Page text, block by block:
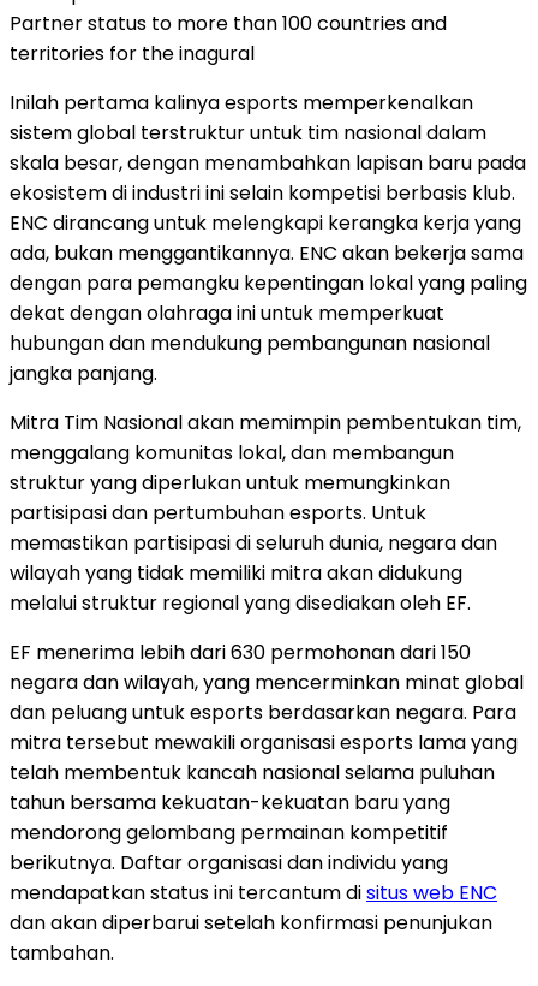
Partner status to more than 100 countries and
territories for the inagural
Inilah pertama kalinya esports memperkenalkan
sistem global terstruktur untuk tim nasional dalam
skala besar, dengan menambahkan lapisan baru pada
ekosistem di industri ini selain kompetisi berbasis klub.
ENC dirancang untuk melengkapi kerangka kerja yang
ada, bukan menggantikannya. ENC akan bekerja sama
dengan para pemangku kepentingan lokal yang paling
dekat dengan olahraga ini untuk memperkuat
hubungan dan mendukung pembangunan nasional
jangka panjang.
Mitra Tim Nasional akan memimpin pembentukan tim,
menggalang komunitas lokal, dan membangun
struktur yang diperlukan untuk memungkinkan
partisipasi dan pertumbuhan esports. Untuk
memastikan partisipasi di seluruh dunia, negara dan
wilayah yang tidak memiliki mitra akan didukung
melalui struktur regional yang disediakan oleh EF.
EF menerima lebih dari 630 permohonan dari 150
negara dan wilayah, yang mencerminkan minat global
dan peluang untuk esports berdasarkan negara. Para
mitra tersebut mewakili organisasi esports lama yang
telah membentuk kancah nasional selama puluhan
tahun bersama kekuatan-kekuatan baru yang
mendorong gelombang permainan kompetitif
berikutnya. Daftar organisasi dan individu yang
mendapatkan status ini tercantum disitus web ENC
dan akan diperbarui setelah konfirmasi penunjukan
tambahan.